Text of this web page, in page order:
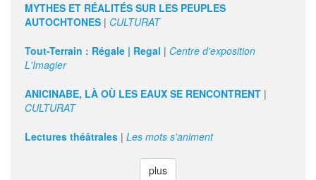
MYTHES ET RÉALITÉS SUR LES PEUPLES
AUTOCHTONES | CULTURAT
Tout-Terrain : Régale | Regal | Centre d'exposition
L'Imagier
ANICINABE, LÀ OÙ LES EAUX SE RENCONTRENT |
CULTURAT
Lectures théâtrales | Les mots s'animent
plus